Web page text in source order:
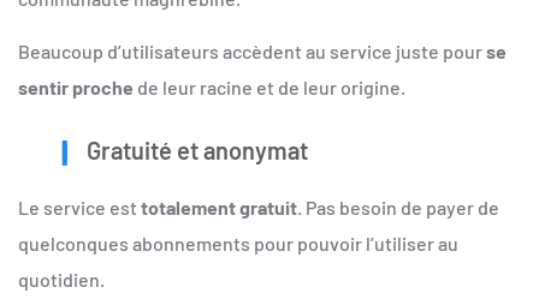
Beaucoup d’utilisateurs accèdent au service juste pourse
sentir proche de leur racine et de leur origine.
Gratuité et anonymat
Le service est totalement gratuit. Pas besoin de payer de
quelconques abonnements pour pouvoir l’utiliser au
quotidien.